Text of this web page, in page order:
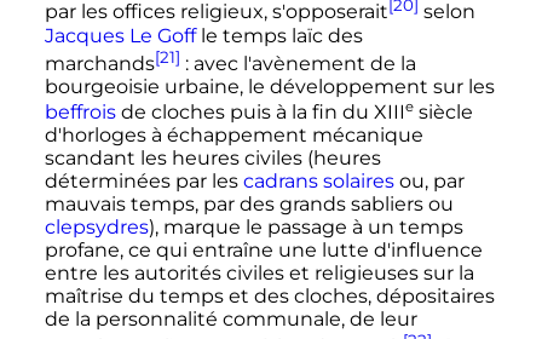
par les offices religieux, s'opposerait[20] selon
Jacques Le Goffle temps laïc des
marchands[21] : avec l'avènement de la
bourgeoisie urbaine, le développement sur les
beffroisde cloches puis à la fin du XIIIe siècle
d'horloges à échappement mécanique
scandant les heures civiles (heures
déterminées par les cadrans solairesou, par
mauvais temps, par des grands sabliers ou
clepsydres), marque le passage à un temps
profane, ce qui entraîne une lutte d'influence
entre les autorités civiles et religieuses sur la
maîtrise du temps et des cloches, dépositaires
de la personnalité communale, de leur